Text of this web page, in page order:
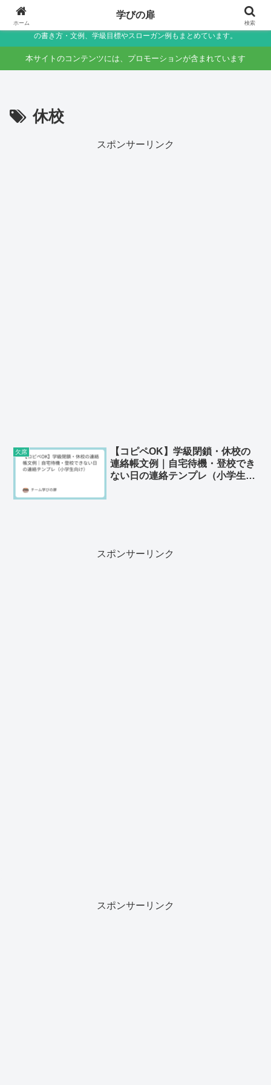
小学生〜未就学児の保護者向け家庭学習・学校生活サポートサイト～助詞・言
葉の違いなど国語のつまずきをやさしく解説しつつ、学校生活で役立つ連絡帳
の書き方・文例、学級目標やスローガン例もまとめています。
本サイトのコンテンツには、プロモーションが含まれています
休校
スポンサーリンク
欠席
【コピペOK】学級閉鎖・休校の
連絡帳文例｜自宅待機・登校でき
ない日の連絡テンプレ（小学生向
スポンサーリンク
スポンサーリンク
ホーム
学びの扉
検索